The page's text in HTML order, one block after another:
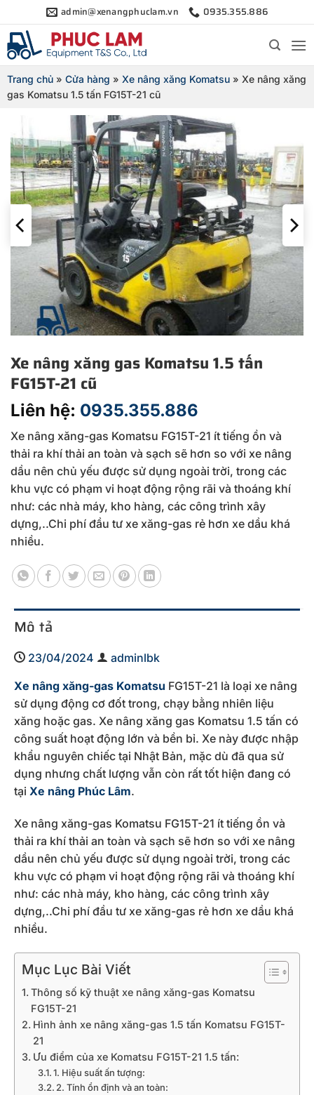
qua
nội
dung
admin@xenangphuclam.vn 0935.355.886
Trang chủ » Cửa hàng » Xe nâng xăng Komatsu » Xe nâng xăng
gas Komatsu 1.5 tấn FG15T-21 cũ
Xe nâng xăng gas Komatsu 1.5 tấn
FG15T-21 cũ
Liên hệ: 0935.355.886
Xe nâng xăng-gas Komatsu FG15T-21 ít tiếng ồn và
thải ra khí thải an toàn và sạch sẽ hơn so với xe nâng
dầu nên chủ yếu được sử dụng ngoài trời, trong các
khu vực có phạm vi hoạt động rộng rãi và thoáng khí
như: các nhà máy, kho hàng, các công trình xây
dựng,..Chi phí đầu tư xe xăng-gas rẻ hơn xe dầu khá
nhiều.
Mô tả
23/04/2024
adminlbk
Xe nâng xăng-gas Komatsu FG15T-21 là loại xe nâng
sử dụng động cơ đốt trong, chạy bằng nhiên liệu
xăng hoặc gas. Xe nâng xăng gas Komatsu 1.5 tấn có
công suất hoạt động lớn và bền bỉ. Xe này được nhập
khẩu nguyên chiếc tại Nhật Bản, mặc dù đã qua sử
dụng nhưng chất lượng vẫn còn rất tốt hiện đang có
tại Xe nâng Phúc Lâm.
Xe nâng xăng-gas Komatsu FG15T-21 ít tiếng ồn và
thải ra khí thải an toàn và sạch sẽ hơn so với xe nâng
dầu nên chủ yếu được sử dụng ngoài trời, trong các
khu vực có phạm vi hoạt động rộng rãi và thoáng khí
như: các nhà máy, kho hàng, các công trình xây
dựng,..Chi phí đầu tư xe xăng-gas rẻ hơn xe dầu khá
nhiều.
Mục Lục Bài Viết
Thông số kỹ thuật xe nâng xăng-gas Komatsu
FG15T-21
Hình ảnh xe nâng xăng-gas 1.5 tấn Komatsu FG15T-
21
Ưu điểm của xe Komatsu FG15T-21 1.5 tấn:
1. Hiệu suất ấn tượng:
2. Tính ổn định và an toàn: